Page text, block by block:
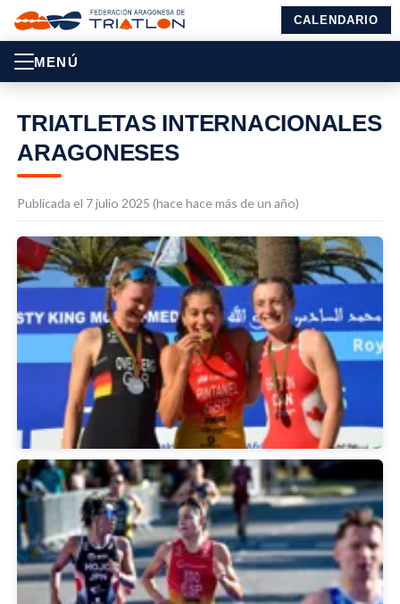
CALENDARIO
MENÚ
TRIATLETAS INTERNACIONALES
ARAGONESES
Publicada el 7 julio 2025 (hace hace más de un año)